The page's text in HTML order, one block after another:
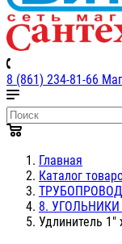
8 (861) 234-81-66
Главная
Каталог
8.
Удлинитель